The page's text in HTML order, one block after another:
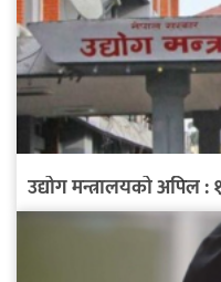
उद्योग मन्त्रालयको अपिल :